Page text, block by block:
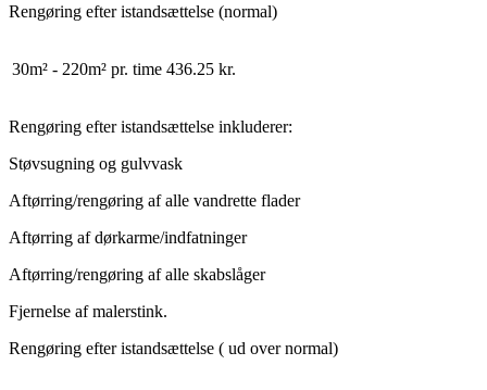
Rengøring efter istandsættelse (normal)
30m² - 220m² pr. time 436.25 kr.
Rengøring efter istandsættelse inkluderer:
Støvsugning og gulvvask
Aftørring/rengøring af alle vandrette flader
Aftørring af dørkarme/indfatninger
Aftørring/rengøring af alle skabslåger
Fjernelse af malerstink.
Rengøring efter istandsættelse ( ud over normal)